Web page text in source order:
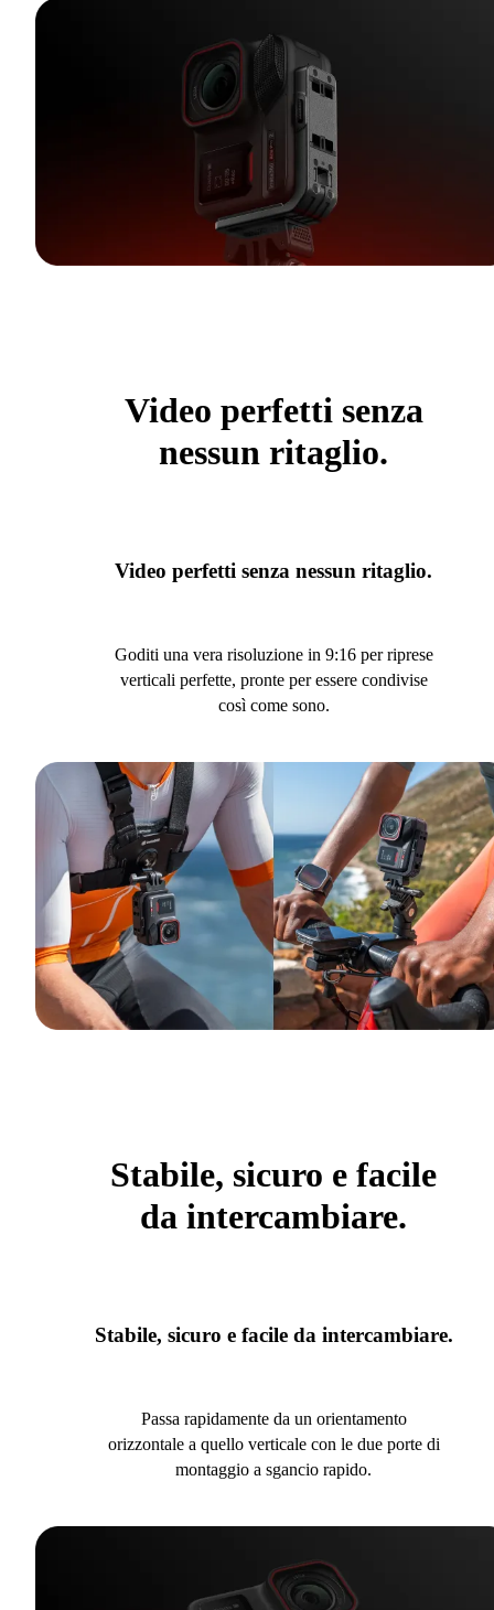
Video perfetti senza
nessun ritaglio.
Video perfetti senza nessun ritaglio.
Goditi una vera risoluzione in 9:16 per riprese
verticali perfette, pronte per essere condivise
così come sono.
Stabile, sicuro e facile
da intercambiare.
Stabile, sicuro e facile da intercambiare.
Passa rapidamente da un orientamento
orizzontale a quello verticale con le due porte di
montaggio a sgancio rapido.